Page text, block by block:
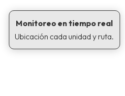
Monitoreo en tiempo real
Ubicación cada unidad y ruta.